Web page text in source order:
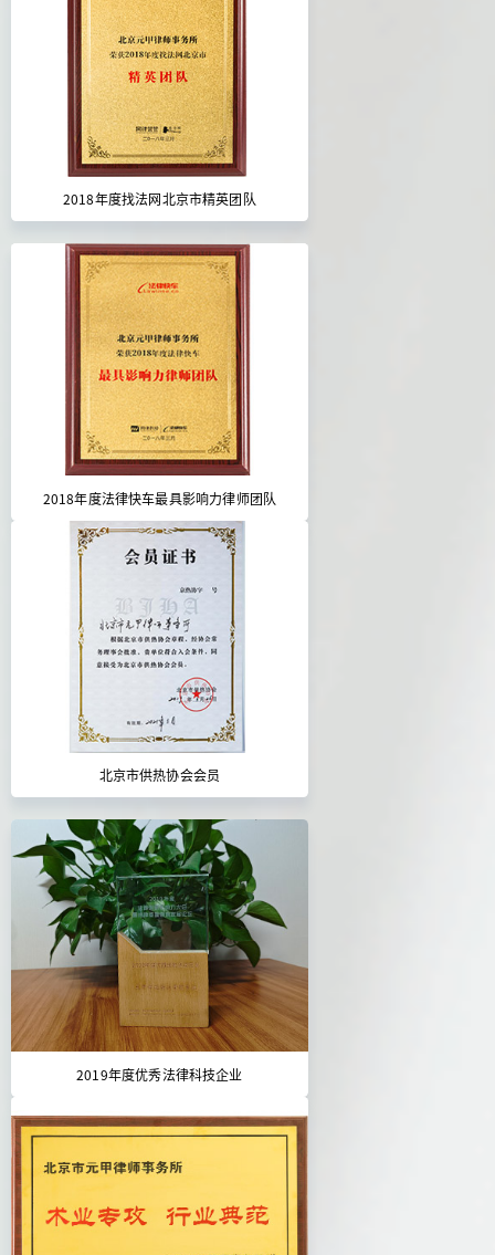
2018年度找法网北京市精英团队
2018年度法律快车最具影响力律师团队
北京市供热协会会员
2019年度优秀法律科技企业